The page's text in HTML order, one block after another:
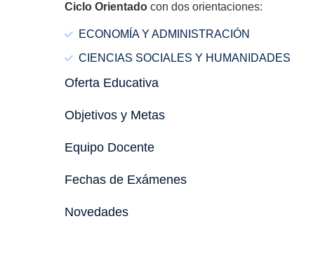
Ciclo Orientado con dos orientaciones:
ECONOMÍA Y ADMINISTRACIÓN
CIENCIAS SOCIALES Y HUMANIDADES
Oferta Educativa
Objetivos y Metas
Equipo Docente
Fechas de Exámenes
Novedades